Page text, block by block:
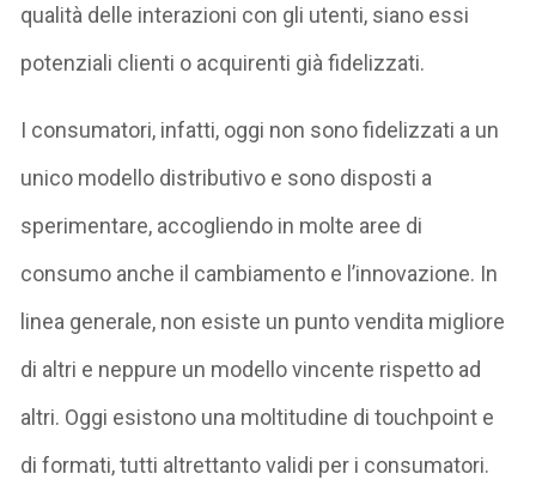
qualità delle interazioni con gli utenti, siano essi
potenziali clienti o acquirenti già fidelizzati.
I consumatori, infatti, oggi non sono fidelizzati a un
unico modello distributivo e sono disposti a
sperimentare, accogliendo in molte aree di
consumo anche il cambiamento e l’innovazione. In
linea generale, non esiste un punto vendita migliore
di altri e neppure un modello vincente rispetto ad
altri. Oggi esistono una moltitudine di touchpoint e
di formati, tutti altrettanto validi per i consumatori.